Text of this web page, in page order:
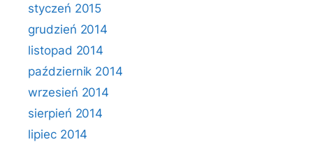
styczeń 2015
grudzień 2014
listopad 2014
październik 2014
wrzesień 2014
sierpień 2014
lipiec 2014